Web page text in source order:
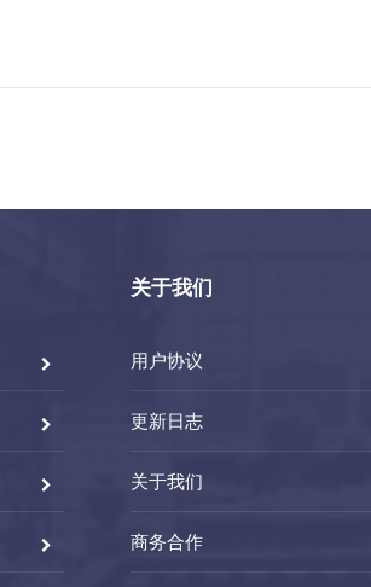
关于我们
用户协议
更新日志
关于我们
商务合作